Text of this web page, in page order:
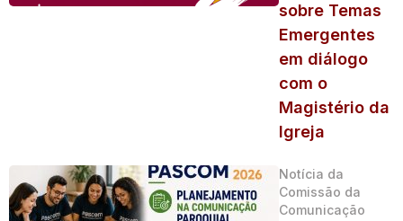
sobre Temas
Emergentes
em diálogo
com o
Magistério da
Igreja
Notícia da
Comissão da
Comunicação